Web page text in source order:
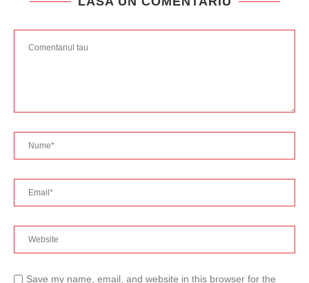
Save my name, email, and website in this browser for the